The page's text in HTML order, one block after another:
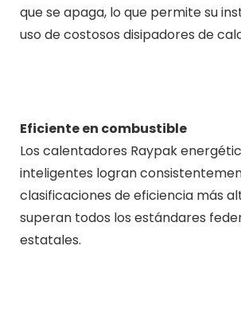
que se apaga, lo que permite su
uso de costosos disipadores de
Eficiente en combustible
Los calentadores Raypak
inteligentes logran
clasificaciones de eficiencia más
superan todos los estándares
estatales.